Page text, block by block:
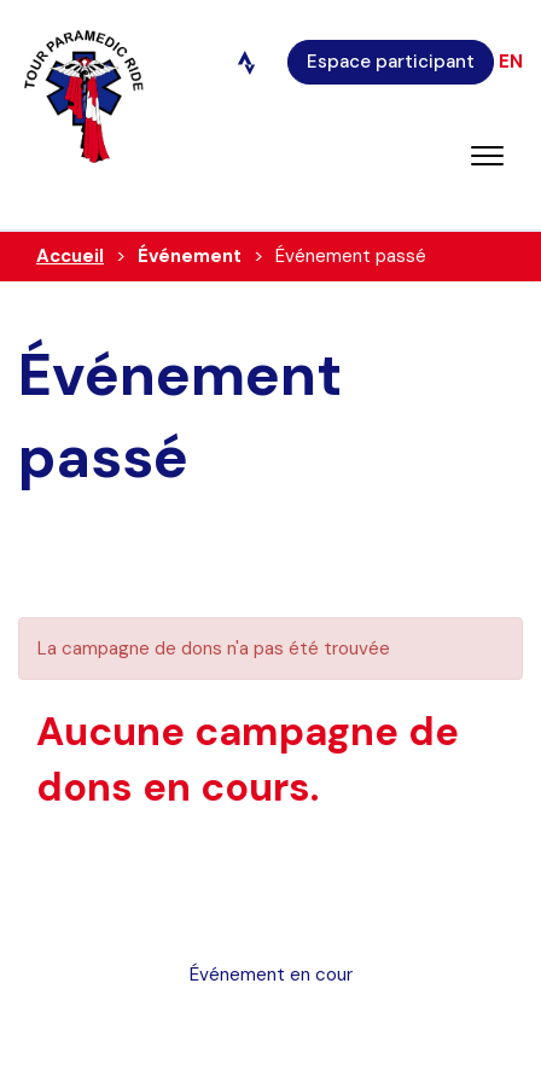
Espace participant EN
Accueil Événement Événement passé
Événement
passé
La campagne de dons n'a pas été trouvée
Aucune campagne de
dons en cours.
Événement en cour